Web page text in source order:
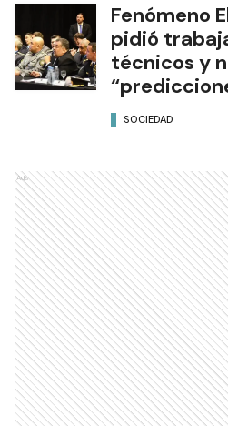
Fenómeno
pidió
técnicos y
SOCIEDAD
Ads